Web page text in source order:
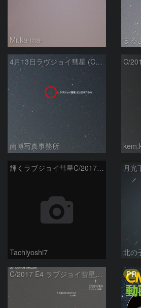
Mr.ka-ma- まる
4月13日ラヴジョイ彗星 (C/2017 E4)
南博写真事務所
C/
輝くラブジョイ彗星C/2017E4
Tachiyoshi7 北の
C/2017 E4 ラブジョイ彗星の動き PR